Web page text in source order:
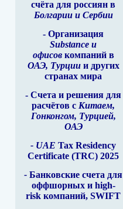
счёта для россиян в
Болгарии и Сербии
- Организация
Substance и
офисов компаний в
ОАЭ, Турциии других
странах мира
- Счета и решения для
расчётов с Китаем,
Гонконгом, Турцией,
ОАЭ
- UAE Tax Residency
Certificate (TRC) 2025
- Банковские счета для
оффшорных и high-
risk компаний, SWIFT